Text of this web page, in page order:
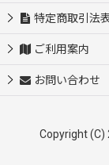
お名前シート【
【SALE】
【SALE】カッ
特定商取引法
ご利用案内
お問い合わせ
Copyright (C)